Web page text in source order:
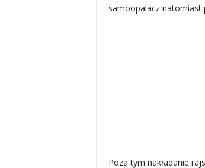
samoopalacz natomiast
Poza tym nakładanie